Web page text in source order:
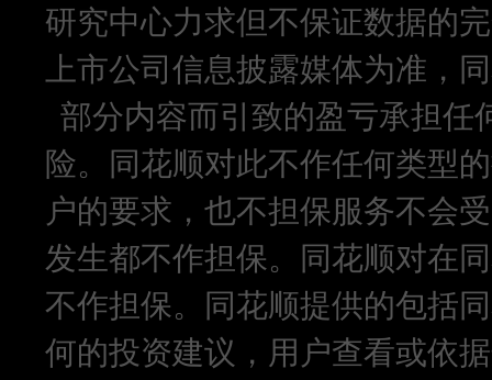
研究中心力求但不保证数据的
上市公司信息披露媒体为准，
部分内容而引致的盈亏承担任
险。同花顺对此不作任何类型
户的要求，也不担保服务不会
发生都不作担保。同花顺对在
不作担保。同花顺提供的包括
何的投资建议，用户查看或依